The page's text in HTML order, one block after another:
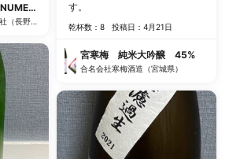
SIX（ヌメロシス）6号
（長野県）
す。
乾杯数：8 投稿日：4月21日
宮寒梅 純米大吟醸 45%
合名会社寒梅酒造（宮城県）